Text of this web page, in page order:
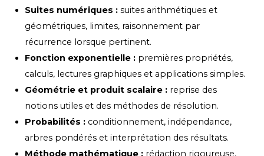
Suites numériques : suites arithmétiques et
géométriques, limites, raisonnement par
récurrence lorsque pertinent.
Fonction exponentielle : premières propriétés,
calculs, lectures graphiques et applications simples.
Géométrie et produit scalaire : reprise des
notions utiles et des méthodes de résolution.
Probabilités : conditionnement, indépendance,
arbres pondérés et interprétation des résultats.
Méthode mathématique : rédaction rigoureuse,